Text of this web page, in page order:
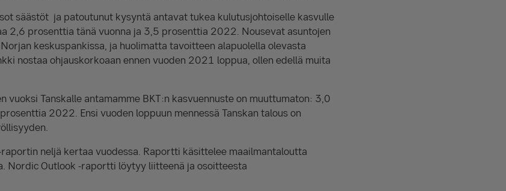
säästöt ja patoutunut kysyntä antavat tukea kulutusjohtoiselle kasvulle
2,6 prosenttia tänä vuonna ja 3,5 prosenttia 2022. Nousevat asuntojen
keskuspankissa, ja huolimatta tavoitteen alapuolella olevasta
nostaa ohjauskorkoaan ennen vuoden 2021 loppua, ollen edellä muita
vuoksi Tanskalle antamamme BKT:n kasvuennuste on muuttumaton: 3,0
2022. Ensi vuoden loppuun mennessä Tanskan talous on
neljä kertaa vuodessa. Raportti käsittelee maailmantaloutta
Nordic Outlook -raportti löytyy liitteenä ja osoitteesta